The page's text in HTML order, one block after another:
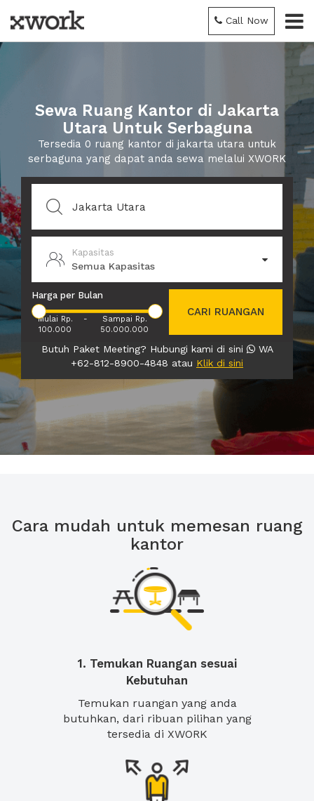
Call Now
Sewa Ruang Kantor di Jakarta
Utara Untuk Serbaguna
Tersedia 0 ruang kantor di jakarta utara untuk
serbaguna yang dapat anda sewa melalui XWORK
Kapasitas
Semua Kapasitas
Harga per Bulan
Mulai Rp.
100.000
-
Sampai Rp.
50.000.000
CARI RUANGAN
Butuh Paket Meeting? Hubungi kami di sini
WA
+62-812-8900-4848 atau Klik di sini
Cara mudah untuk memesan ruang
kantor
1. Temukan Ruangan sesuai
Kebutuhan
Temukan ruangan yang anda
butuhkan, dari ribuan pilihan yang
tersedia di XWORK